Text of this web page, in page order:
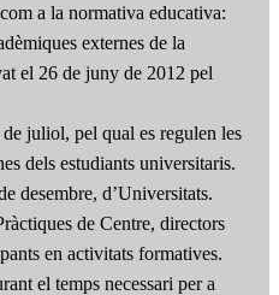
a la normativa educativa:
externes de la
el 26 de juny de 2012 pel
juliol, pel qual es regulen les
dels estudiants universitaris.
desembre, d’Universitats.
de Centre, directors
en activitats formatives.
el temps necessari per a